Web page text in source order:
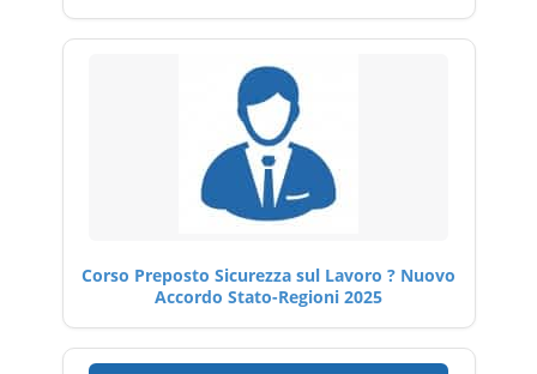
Corso Preposto Sicurezza sul Lavoro ? Nuovo
Accordo Stato-Regioni 2025